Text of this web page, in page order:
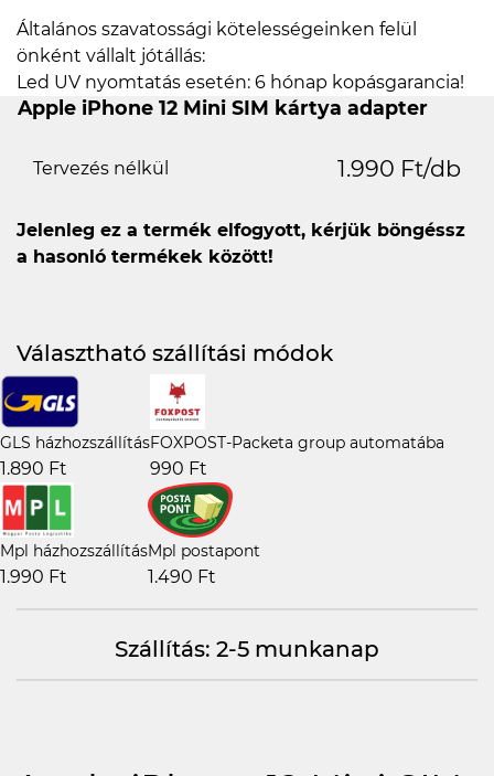
Általános szavatossági kötelességeinken felül
önként vállalt jótállás:
Led UV nyomtatás esetén: 6 hónap kopásgarancia!
Apple iPhone 12 Mini SIM kártya adapter
Tervezés nélkül 1.990 Ft/db
Jelenleg ez a termék elfogyott, kérjük böngéssz
a hasonló termékek között!
Választható szállítási módok
GLS házhozszállítás
1.890 Ft
FOXPOST-Packeta group automatába
990 Ft
Mpl házhozszállítás
1.990 Ft
Mpl postapont
1.490 Ft
Szállítás: 2-5 munkanap